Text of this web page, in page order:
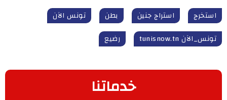
استخرج استراج جنين بطن
تونس الآن
تونس_الآن tunisnow.tn
رضيع
خدماتنا